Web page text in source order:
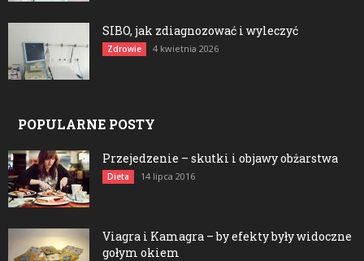
SIBO, jak zdiagnozować i wyleczyć
Zdrowie 4 kwietnia 2026
POPULARNE POSTY
Przejedzenie – skutki i objawy obżarstwa
Dieta 14 lipca 2016
Viagra i Kamagra – by efekty były widoczne
gołym okiem